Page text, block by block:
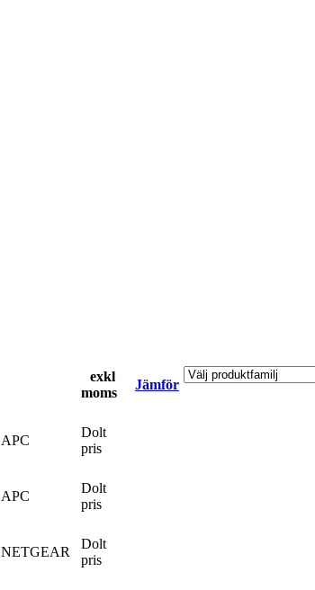
exkl
moms
Jämför
APC
Dolt
pris
APC
Dolt
pris
NETGEAR
Dolt
pris